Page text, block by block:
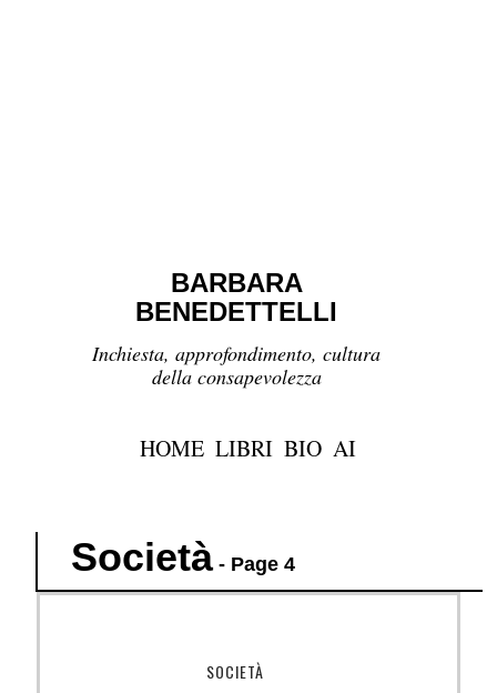
BARBARA
BENEDETTELLI
Inchiesta, approfondimento, cultura
della consapevolezza
HOME LIBRI BIO AI
Società- Page 4
SOCIETÀ